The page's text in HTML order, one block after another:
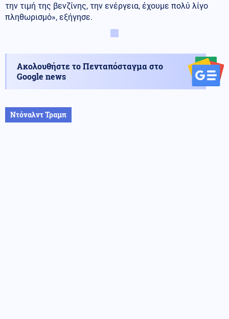
την τιμή της βενζίνης, την ενέργεια, έχουμε πολύ λίγο
πληθωρισμό», εξήγησε.
Ακολουθήστε το Πενταπόσταγμα στο
Google news
Ντόναλντ Τραμπ